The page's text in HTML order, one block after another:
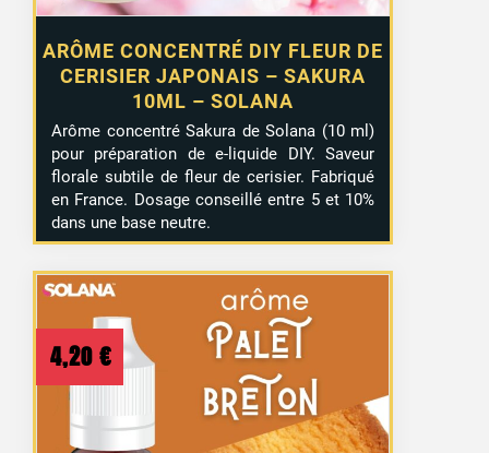
ARÔME CONCENTRÉ DIY FLEUR DE
CERISIER JAPONAIS – SAKURA
10ML – SOLANA
Arôme concentré Sakura de Solana (10 ml)
pour préparation de e-liquide DIY. Saveur
florale subtile de fleur de cerisier. Fabriqué
en France. Dosage conseillé entre 5 et 10%
dans une base neutre.
4,20 €